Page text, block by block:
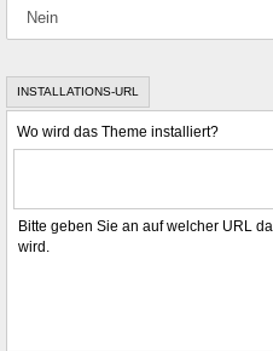
INSTALLATIONS-URL
Wo wird das Theme installiert?
Bitte geben Sie an auf welcher URL
wird.